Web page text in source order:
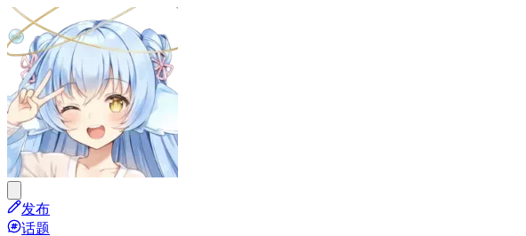
发布
话题